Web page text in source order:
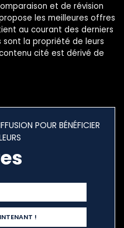
et de révision
les meilleures offres
au courant des derniers
sont la propriété de leurs
cité est dérivé de
POUR BÉNÉFICIER